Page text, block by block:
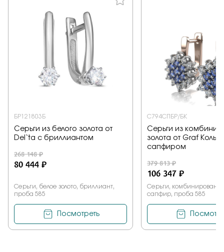
БР121803Б
Серьги из белого золота от
Del`ta с бриллиантом
268 148 ₽
80 444 ₽
Серьги, белое золото, бриллиант,
проба 585
Посмотреть
С794СПБР/БК
Серьги из
золота от Graf
сапфиром
379 813 ₽
106 347 ₽
Серьги,
сапфир, проба 585